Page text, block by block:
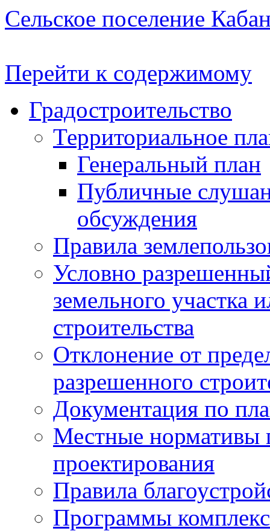
Сельское поселение
Перейти к содержимому
Градостроительство
Территориальное
Генеральный план
Публичные
обсуждения
Правила
Условно
земельного участка
строительства
Отклонение от
разрешенного
Документация по
Местные нормативы
проектирования
Правила
Программы